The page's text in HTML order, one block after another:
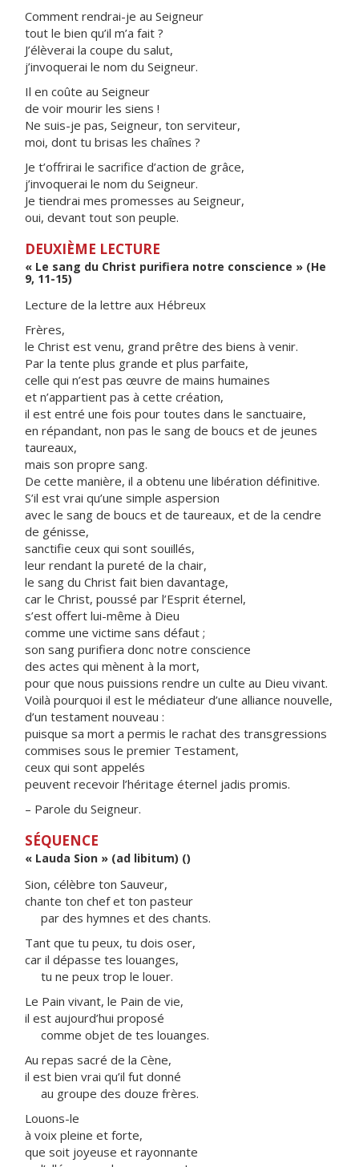
Comment rendrai-je au Seigneur
tout le bien qu’il m’a fait ?
J’élèverai la coupe du salut,
j’invoquerai le nom du Seigneur.
Il en coûte au Seigneur
de voir mourir les siens !
Ne suis-je pas, Seigneur, ton serviteur,
moi, dont tu brisas les chaînes ?
Je t’offrirai le sacrifice d’action de grâce,
j’invoquerai le nom du Seigneur.
Je tiendrai mes promesses au Seigneur,
oui, devant tout son peuple.
DEUXIÈME LECTURE
« Le sang du Christ purifiera notre conscience » (He
9, 11-15)
Lecture de la lettre aux Hébreux
Frères,
le Christ est venu, grand prêtre des biens à venir.
Par la tente plus grande et plus parfaite,
celle qui n’est pas œuvre de mains humaines
et n’appartient pas à cette création,
il est entré une fois pour toutes dans le sanctuaire,
en répandant, non pas le sang de boucs et de jeunes
taureaux,
mais son propre sang.
De cette manière, il a obtenu une libération définitive.
S’il est vrai qu’une simple aspersion
avec le sang de boucs et de taureaux, et de la cendre
de génisse,
sanctifie ceux qui sont souillés,
leur rendant la pureté de la chair,
le sang du Christ fait bien davantage,
car le Christ, poussé par l’Esprit éternel,
s’est offert lui-même à Dieu
comme une victime sans défaut ;
son sang purifiera donc notre conscience
des actes qui mènent à la mort,
pour que nous puissions rendre un culte au Dieu vivant.
Voilà pourquoi il est le médiateur d’une alliance nouvelle,
d’un testament nouveau :
puisque sa mort a permis le rachat des transgressions
commises sous le premier Testament,
ceux qui sont appelés
peuvent recevoir l’héritage éternel jadis promis.
– Parole du Seigneur.
SÉQUENCE
« Lauda Sion » (ad libitum) ()
Sion, célèbre ton Sauveur,
chante ton chef et ton pasteur
par des hymnes et des chants.
Tant que tu peux, tu dois oser,
car il dépasse tes louanges,
tu ne peux trop le louer.
Le Pain vivant, le Pain de vie,
il est aujourd’hui proposé
comme objet de tes louanges.
Au repas sacré de la Cène,
il est bien vrai qu’il fut donné
au groupe des douze frères.
Louons-le
à voix pleine et forte,
que soit joyeuse et rayonnante